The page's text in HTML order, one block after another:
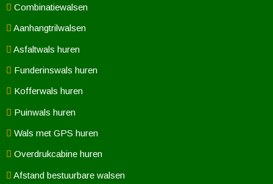
Combinatiewalsen
Aanhangtrilwalsen
Asfaltwals huren
Funderinswals huren
Kofferwals huren
Puinwals huren
Wals met GPS huren
Overdrukcabine huren
Afstand bestuurbare walsen